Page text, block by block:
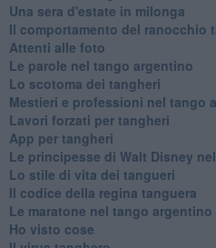
Una sera d'estate in milonga
Il comportamento del ranocchio
Attenti alle foto
Le parole nel tango argentino
Lo scotoma dei tangheri
Mestieri e professioni nel tango
Lavori forzati per tangheri
App per tangheri
Le principesse di Walt Disney
Lo stile di vita dei tangueri
Il codice della regina tanguera
Le maratone nel tango argentino
Ho visto cose